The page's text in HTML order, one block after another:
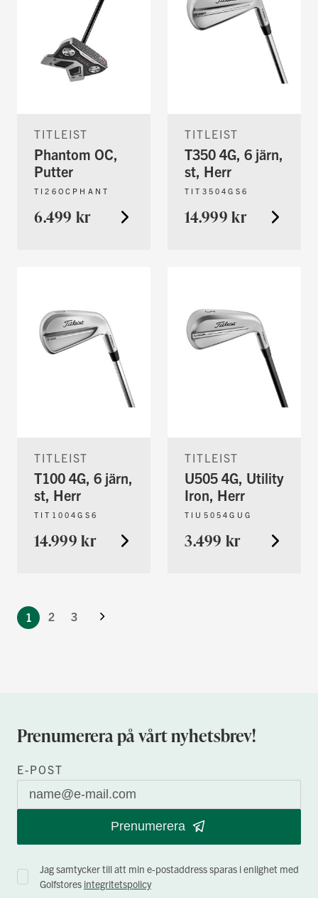
TITLEIST
Phantom OC,
Putter
TI26OCPHANT
6.499 kr
TITLEIST
T350 4G, 6 järn,
st, Herr
TIT3504GS6
14.999 kr
TITLEIST
T100 4G, 6 järn,
st, Herr
TIT1004GS6
14.999 kr
TITLEIST
U505 4G, Utility
Iron, Herr
TIU5054GUG
3.499 kr
Sida
currently
reading
page
1 2 3 Nästa
Prenumerera på vårt nyhetsbrev!
E-POST
Prenumerera
Jag samtycker till att min e-postaddress sparas i enlighet med
Golfstores integritetspolicy